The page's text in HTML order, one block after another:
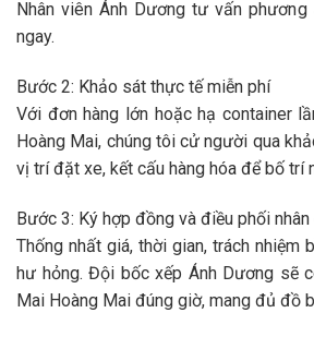
Nhân viên Ánh Dương tư vấn
ngay.
Bước 2: Khảo sát thực tế miễn phí
Với đơn hàng lớn hoặc hạ container
Hoàng Mai, chúng tôi cử người qua
vị trí đặt xe, kết cấu hàng hóa để bố trí
Bước 3: Ký hợp đồng và điều phối
Thống nhất giá, thời gian, trách nhiệm
hư hỏng. Đội bốc xếp Ánh Dương sẽ
Mai Hoàng Mai đúng giờ, mang đủ đồ